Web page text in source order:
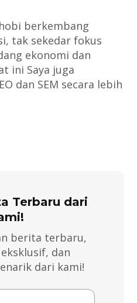
berkembang
tak sekedar fokus
ekonomi dan
ini Saya juga
dan SEM secara lebih
Terbaru dari
berita terbaru,
dan
dari kami!